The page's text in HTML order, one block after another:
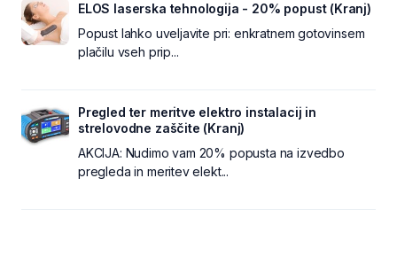
ELOS laserska tehnologija - 20% popust (Kranj)
Popust lahko uveljavite pri: enkratnem gotovinsem
plačilu vseh prip...
Pregled ter meritve elektro instalacij in
strelovodne zaščite (Kranj)
AKCIJA: Nudimo vam 20% popusta na izvedbo
pregleda in meritev elekt...